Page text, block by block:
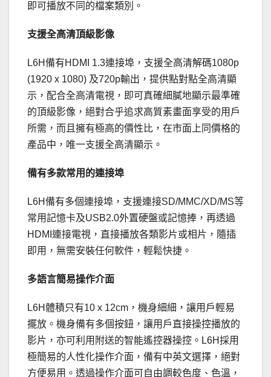
即可播放不同的檔案類別。
支援全高清頂級影像
L6H備有HDMI 1.3連接埠，支援全高清解碼1080p
(1920 x 1080) 及720p輸出，提供點對點全高清顯
示，配合全高清電視，即可真確細膩地顯示最準確
的頂級影像，絕對合乎追求高質素畫面享受的用戶
所需，而且擁有極高的價性比，在市面上同價格的
產品中，唯一支援全高清顯示。
備有多款常用的連接埠
L6H備有多個連接埠，支援連接SD/MMC/XD/MS等
常用記憶卡及USB2.0外置硬盤或記憶捧，再透過
HDMI連接電視，直接播放各類影片或相片，隨插
即用，無需安裝任何軟件，輕鬆快捷。
多語言簡易操作介面
L6H體積只有10 x 12cm，機身細細，讓用戶輕易
擺放。機身備有多個按鈕，讓用戶直接操控播放的
影片，亦可利用附送的智能遙控器操控。L6H採用
極簡易的人性化操作介面，備有中英文選擇，絕對
方便易用。透過操作介面可自由調較色度、色溫，